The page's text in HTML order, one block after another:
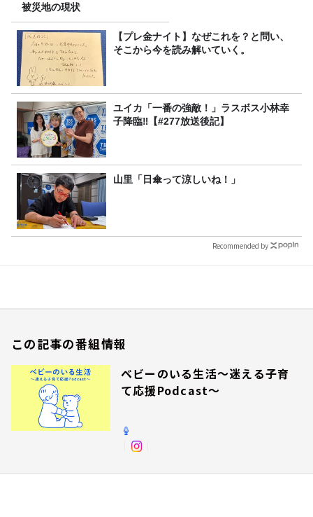
被災地の現状
【プレ金ナイト】なぜこれを？と問い、
そこから今を読み解いていく。
ユイカ「一番の強敵！」ラスボス小林幸
子降臨‼【#277放送後記】
山里「日傘って涼しいね！」
Recommended by
この記事の番組情報
ベビーのいる生活～迷える子育
て応援Podcast～